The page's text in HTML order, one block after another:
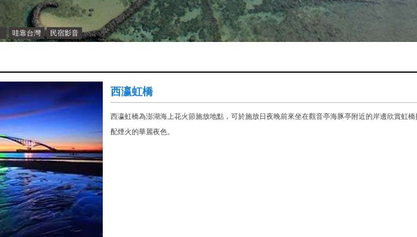
哇靠台灣 民宿影音
西瀛虹橋
西瀛虹橋為澎湖海上花火節施放地點，可於施放日夜晚前來坐在觀音亭海豚亭附近的岸邊欣賞虹橋
配煙火的華麗夜色。